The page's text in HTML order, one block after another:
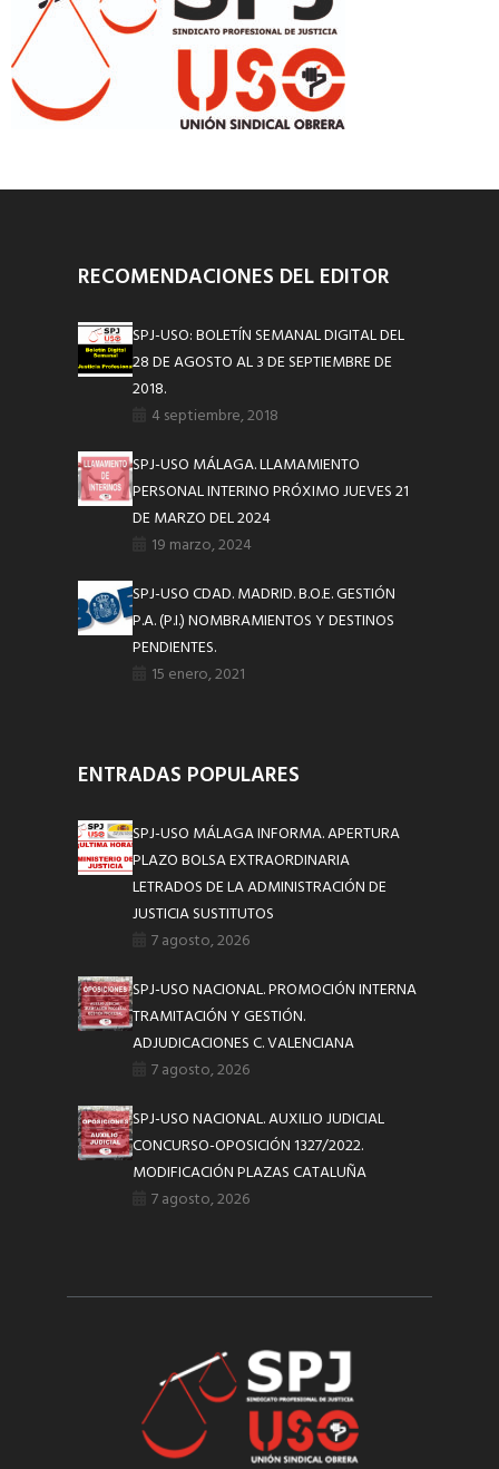
RECOMENDACIONES DEL EDITOR
SPJ-USO: BOLETÍN SEMANAL DIGITAL DEL
28 DE AGOSTO AL 3 DE SEPTIEMBRE DE
2018.
4 septiembre, 2018
SPJ-USO MÁLAGA. LLAMAMIENTO
PERSONAL INTERINO PRÓXIMO JUEVES 21
DE MARZO DEL 2024
19 marzo, 2024
SPJ-USO CDAD. MADRID. B.O.E. GESTIÓN
P.A. (P.I.) NOMBRAMIENTOS Y DESTINOS
PENDIENTES.
15 enero, 2021
ENTRADAS POPULARES
SPJ-USO MÁLAGA INFORMA. APERTURA
PLAZO BOLSA EXTRAORDINARIA
LETRADOS DE LA ADMINISTRACIÓN DE
JUSTICIA SUSTITUTOS
7 agosto, 2026
SPJ-USO NACIONAL. PROMOCIÓN INTERNA
TRAMITACIÓN Y GESTIÓN.
ADJUDICACIONES C. VALENCIANA
7 agosto, 2026
SPJ-USO NACIONAL. AUXILIO JUDICIAL
CONCURSO-OPOSICIÓN 1327/2022.
MODIFICACIÓN PLAZAS CATALUÑA
7 agosto, 2026